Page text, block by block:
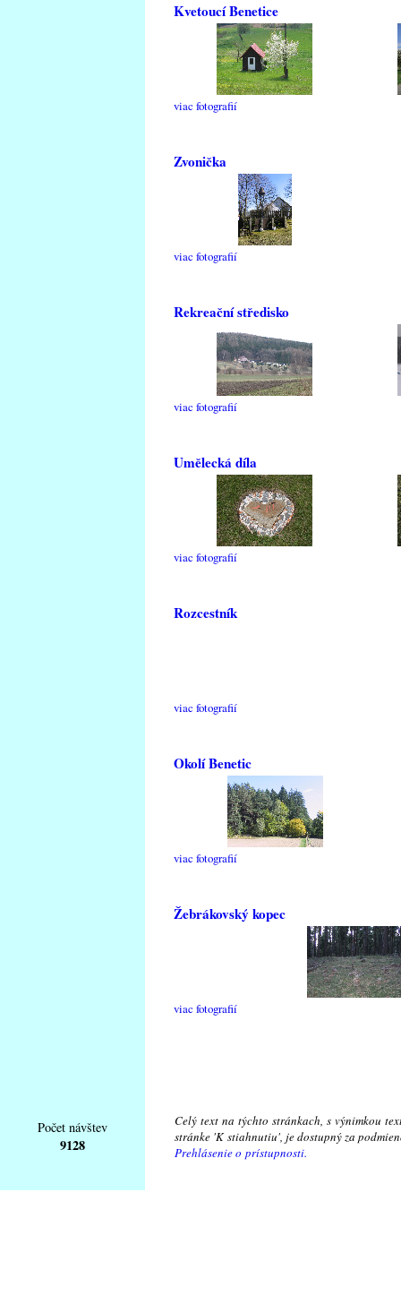
Kvetoucí Benetice
viac fotografií
Zvonička
viac fotografií
Rekreační středisko
viac fotografií
Umělecká díla
viac fotografií
Rozcestník
viac fotografií
Okolí Benetic
viac fotografií
Žebrákovský kopec
viac fotografií
Počet návštev
9128
Celý text na týchto stránkach, s výnimkou
stránke 'K stiahnutiu', je dostupný za
Prehlásenie o prístupnosti.